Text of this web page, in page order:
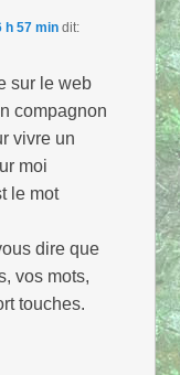
h 57 min dit:
sur le web
compagnon
vivre un
moi
le mot
dire que
vos mots,
touches.